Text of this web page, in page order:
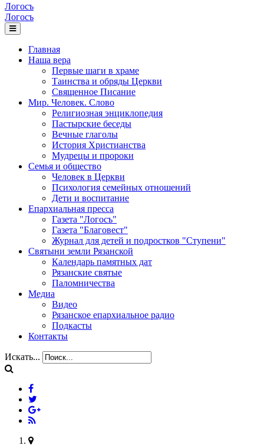
Логосъ
Логосъ
Главная
Наша вера
Первые шаги в храме
Таинства и обряды Церкви
Священное Писание
Мир. Человек. Слово
Религиозная энциклопедия
Пастырские беседы
Вечные глаголы
История Христианства
Мудрецы и пророки
Семья и общество
Человек в Церкви
Психология семейных отношений
Дети и воспитание
Епархиальная пресса
Газета "Логосъ"
Газета "Благовест"
Журнал для детей и подростков "Ступени"
Святыни земли Рязанской
Календарь памятных дат
Рязанские святые
Паломничества
Медиа
Видео
Рязанское епархиальное радио
Подкасты
Контакты
Искать...